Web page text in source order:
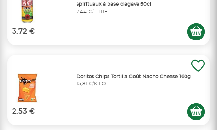
spiritueux à base d'agave 50cl
7,44 €/LITRE
3.72 €
Doritos Chips Tortilla Goût Nacho Cheese 160g
15,81 €/KILO
2.53 €